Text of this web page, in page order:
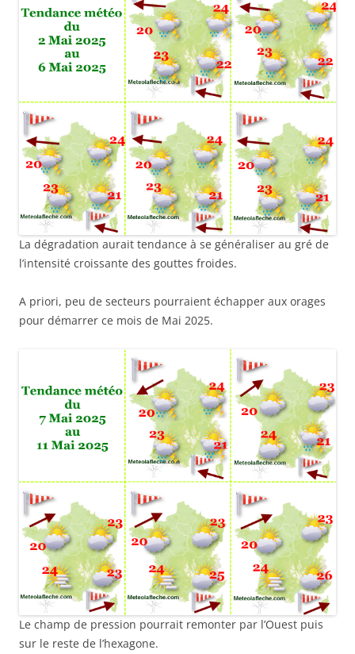
La dégradation aurait tendance à se généraliser au gré de
l’intensité croissante des gouttes froides.
A priori, peu de secteurs pourraient échapper aux orages
pour démarrer ce mois de Mai 2025.
Le champ de pression pourrait remonter par l’Ouest puis
sur le reste de l’hexagone.